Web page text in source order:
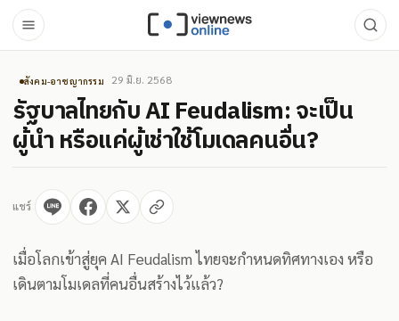
สังคม-อาชญากรรม 29 มิ.ย. 2568
รัฐบาลไทยกับ AI Feudalism: จะเป็น
ผู้นำ หรือแค่ผู้เช่าใช้โมเดลคนอื่น?
แชร์
เมื่อโลกเข้าสู่ยุค AI Feudalism ไทยจะกำหนดทิศทางเอง หรือ
เดินตามโมเดลที่คนอื่นสร้างไว้แล้ว?